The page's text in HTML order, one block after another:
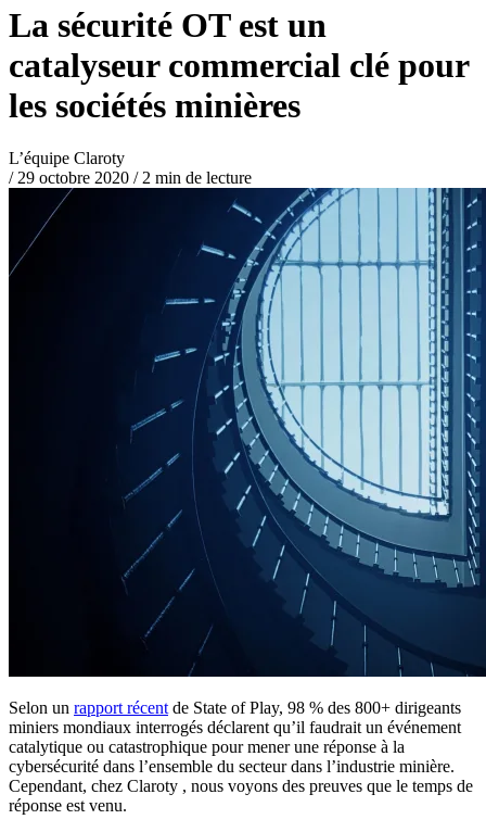
La sécurité OT est un
catalyseur commercial clé pour
les sociétés minières
L’équipe Claroty
/ 29 octobre 2020 /2 min de lecture
Selon un rapport récent de State of Play, 98 % des 800+ dirigeants
miniers mondiaux interrogés déclarent qu’il faudrait un événement
catalytique ou catastrophique pour mener une réponse à la
cybersécurité dans l’ensemble du secteur dans l’industrie minière.
Cependant, chez Claroty , nous voyons des preuves que le temps de
réponse est venu.